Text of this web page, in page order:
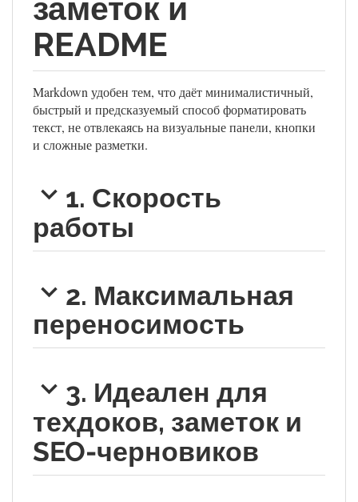
заметок и
README
Markdown удобен тем, что даёт минималистичный,
быстрый и предсказуемый способ форматировать
текст, не отвлекаясь на визуальные панели, кнопки
и сложные разметки.
1. Скорость
работы
2. Максимальная
переносимость
3. Идеален для
техдоков, заметок и
SEO-черновиков